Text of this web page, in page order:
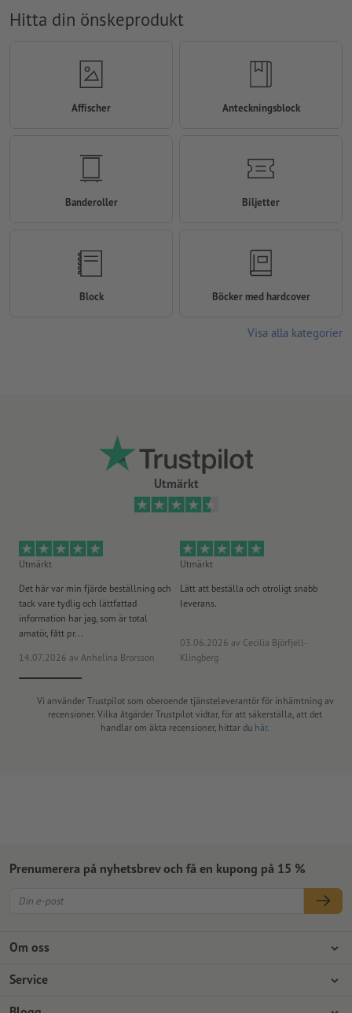
Utmärkt
Utmärkt
Det här var min fjärde beställning och
tack vare tydlig och lättfattad
information har jag, som är total
amatör, fått pr...
14.07.2026 av Anhelina Brorsson
Utmärkt
Lätt att beställa och otroligt snabb
leverans.
03.06.2026 av Cecilia Björfjell-
Klingberg
Vi använder Trustpilot som oberoende tjänsteleverantör för inhämtning av
recensioner. Vilka åtgärder Trustpilot vidtar, för att säkerställa, att det
handlar om äkta recensioner, hittar du här.
Hitta din önskeprodukt
Affischer Anteckningsblock
Banderoller Biljetter
Block Böcker med hardcover
Visa alla kategorier
Om oss
Företag
Service
Betalningsalternativ
Prenumerera på nyhetsbrev och få en kupong på 15 %